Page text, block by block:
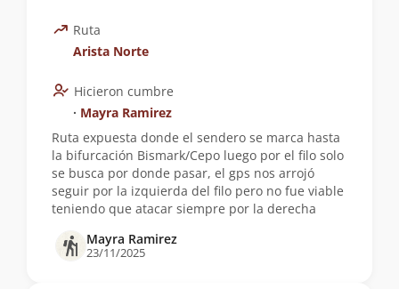
Ruta
Arista Norte
Hicieron cumbre
∙ Mayra Ramirez
Ruta expuesta donde el sendero se marca hasta
la bifurcación Bismark/Cepo luego por el filo solo
se busca por donde pasar, el gps nos arrojó
seguir por la izquierda del filo pero no fue viable
teniendo que atacar siempre por la derecha
Mayra Ramirez
23/11/2025